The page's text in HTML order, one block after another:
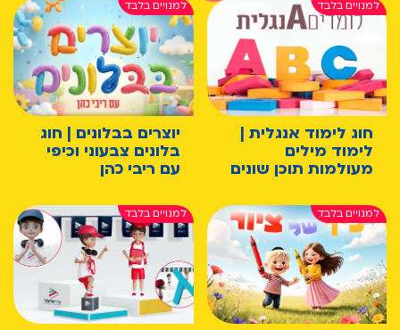
חוג לימוד אנגלית |
לימוד מילים
מעולמות תוכן שונים
יוצרים בבלונים | חוג
בלונים צבעוני וכיפי
עם ריבי כהן